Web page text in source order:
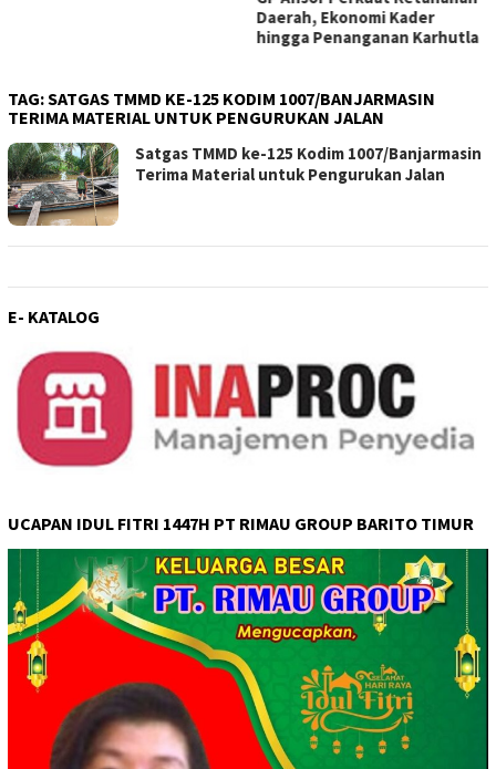
hingga Penanganan Karhutla
TAG:SATGAS TMMD KE-125 KODIM 1007/BANJARMASIN
TERIMA MATERIAL UNTUK PENGURUKAN JALAN
Satgas TMMD ke-125 Kodim 1007/Banjarmasin
Terima Material untuk Pengurukan Jalan
E- KATALOG
UCAPAN IDUL FITRI 1447H PT RIMAU GROUP BARITO TIMUR